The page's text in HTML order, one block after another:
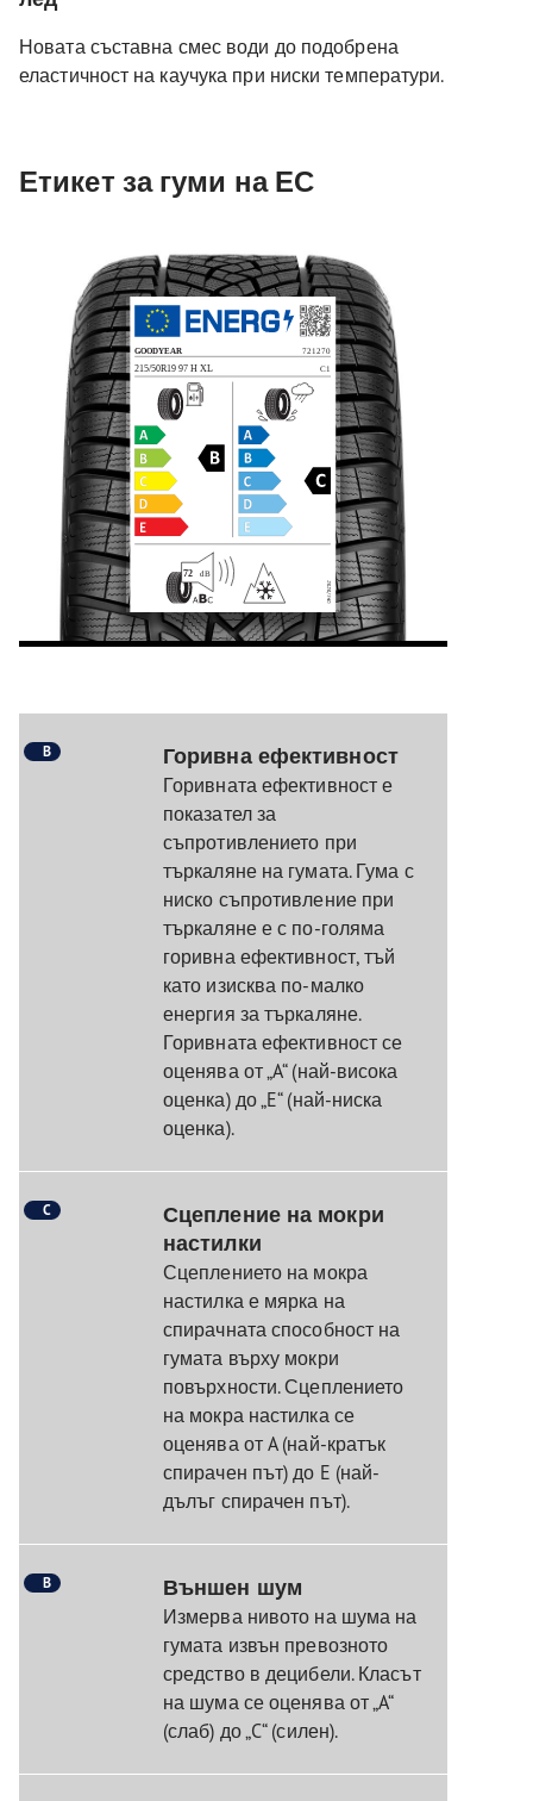
Новата съставна смес води до подобрена
еластичност на каучука при ниски температури.
Етикет за гуми на ЕС
B Горивна ефективност
Горивната ефективност е
показател за
съпротивлението при
търкаляне на гумата. Гума с
ниско съпротивление при
търкаляне е с по-голяма
горивна ефективност, тъй
като изисква по-малко
енергия за търкаляне.
Горивната ефективност се
оценява от „A“ (най-висока
оценка) до „E“ (най-ниска
оценка).
C
Сцепление на мокри
настилки
Сцеплението на мокра
настилка е мярка на
спирачната способност на
гумата върху мокри
повърхности. Сцеплението
на мокра настилка се
оценява от A (най-кратък
спирачен път) до E (най-
дълъг спирачен път).
B Външен шум
Измерва нивото на шума на
гумата извън превозното
средство в децибели. Класът
на шума се оценява от „A“
(слаб) до „C“ (силен).